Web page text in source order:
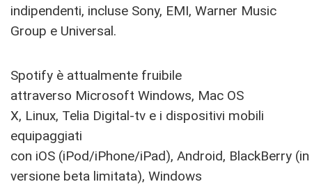
indipendenti, incluse Sony, EMI, Warner Music
Group e Universal.
Spotify è attualmente fruibile
attraverso Microsoft Windows, Mac OS
X, Linux, Telia Digital-tv e i dispositivi mobili
equipaggiati
con iOS (iPod/iPhone/iPad), Android, BlackBerry (in
versione beta limitata), Windows